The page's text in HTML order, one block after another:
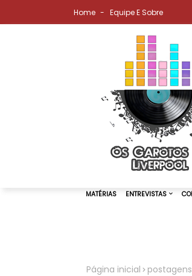
Home Equipe E Sobre
Página inicial postagens